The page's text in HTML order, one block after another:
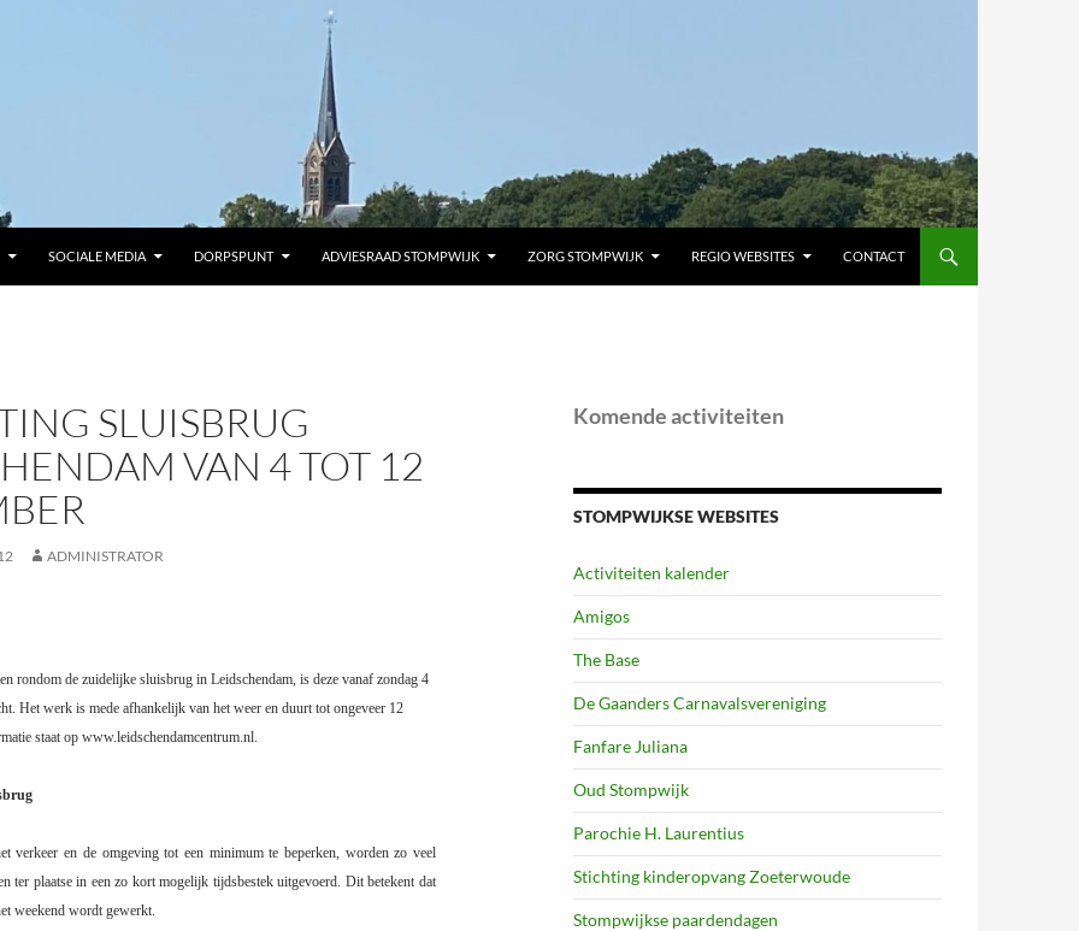
SOCIALE MEDIA DORPSPUNT ADVIESRAAD STOMPWIJK ZORG STOMPWIJK REGIO WEBSITES CONTACT
SLUISBRUG
VAN 4 TOT 12
ADMINISTRATOR
rondom de zuidelijke sluisbrug in Leidschendam, is deze vanaf zondag 4
Het werk is mede afhankelijk van het weer en duurt tot ongeveer 12
staat op www.leidschendamcentrum.nl.
verkeer en de omgeving tot een minimum te beperken, worden zo veel
ter plaatse in een zo kort mogelijk tijdsbestek uitgevoerd. Dit betekent dat
weekend wordt gewerkt.
Komende activiteiten
STOMPWIJKSE WEBSITES
Activiteiten kalender
Amigos
The Base
De Gaanders Carnavalsvereniging
Fanfare Juliana
Oud Stompwijk
Parochie H. Laurentius
Stichting kinderopvang Zoeterwoude
Stompwijkse paardendagen